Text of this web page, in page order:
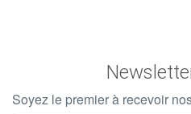
Soyez le premier à recevoir